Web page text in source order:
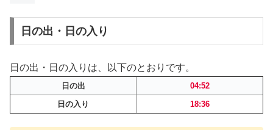
日の出・日の入り
日の出・日の入りは、以下のとおりです。
日の出
04:52
日の入り
18:36